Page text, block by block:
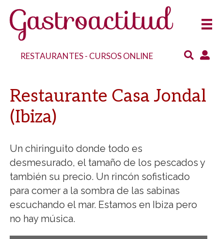
RESTAURANTES- CURSOS ONLINE
Restaurante Casa Jondal
(Ibiza)
Un chiringuito donde todo es
desmesurado, el tamaño de los pescados y
también su precio. Un rincón sofisticado
para comer a la sombra de las sabinas
escuchando el mar. Estamos en Ibiza pero
no hay música.